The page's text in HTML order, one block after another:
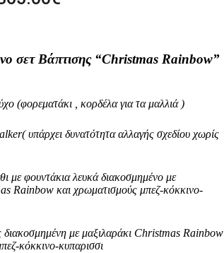
through
365.00€
σετ Βάπτισης “Christmas Rainbow”
(φορεματάκι , κορδέλα για τα μαλλιά )
υπάρχει δυνατότητα αλλαγής σχεδίου χωρίς
με φουντάκια λευκά διακοσμημένο με
Rainbow και χρωματισμούς μπεζ-κόκκινο-
με μαξιλαράκι Christmas Rainbow
κόκκινο-κυπαρισσι